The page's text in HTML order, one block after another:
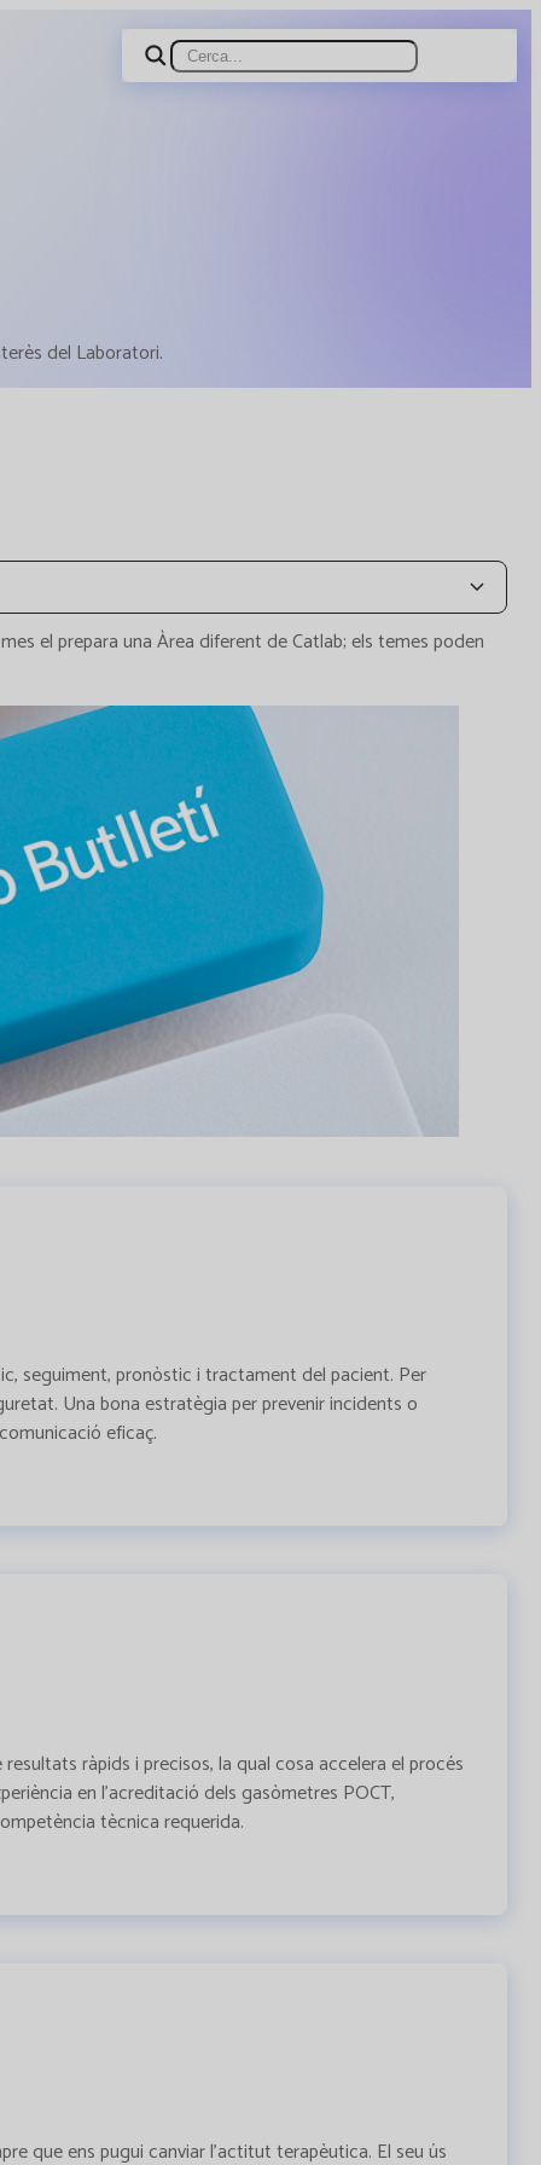
del Laboratori.
el prepara una Àrea diferent de Catlab; els temes poden
seguiment, pronòstic i tractament del pacient. Per
Una bona estratègia per prevenir incidents o
eficaç.
ràpids i precisos, la qual cosa accelera el procés
en l'acreditació dels gasòmetres POCT,
tècnica requerida.
que ens pugui canviar l’actitut terapèutica. El seu ús